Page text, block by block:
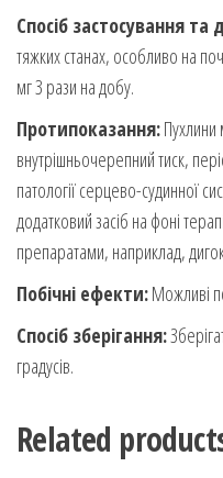
Спосіб застосування та
тяжких станах, особливо на
мг 3 рази на добу.
Протипоказання:Пухлини
внутрішньочерепний тиск,
патології серцево-судинної
додатковий засіб на фоні
препаратами, наприклад,
Побічні ефекти:Можливі
Спосіб зберігання:
градусів.
Related